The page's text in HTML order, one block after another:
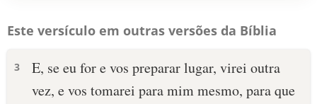
Este versículo em outras versões da Bíblia
3
E, se eu for e vos preparar lugar, virei outra
vez, e vos tomarei para mim mesmo, para que